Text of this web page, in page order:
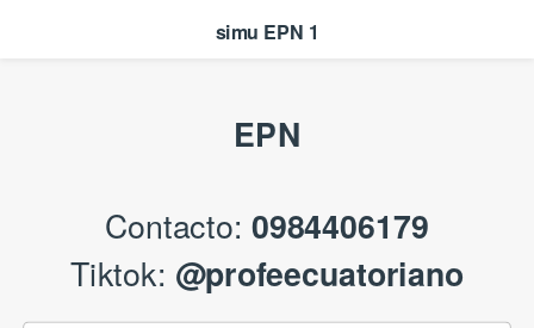
EPN
Contacto: 0984406179
Tiktok: @profeecuatoriano
simu EPN 1